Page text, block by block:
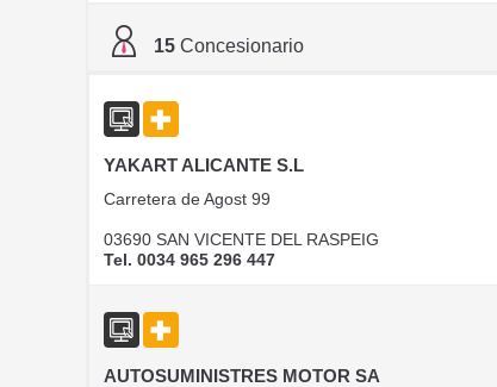
15 Concesionario
YAKART ALICANTE S.L
Carretera de Agost 99
03690 SAN VICENTE DEL RASPEIG
Tel. 0034 965 296 447
AUTOSUMINISTRES MOTOR SA